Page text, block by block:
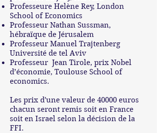
Professeure Helène Rey, London
School of Economics
Professeur Nathan Sussman,
hébraïque de Jérusalem
Professeur Manuel Trajtenberg
Université de tel Aviv
Professeur Jean Tirole, prix Nobel
d’économie, Toulouse School of
economics.
Les prix d'une valeur de 40000 euros
chacun seront remis soit en France
soit en Israel selon la décision de la
FFI.